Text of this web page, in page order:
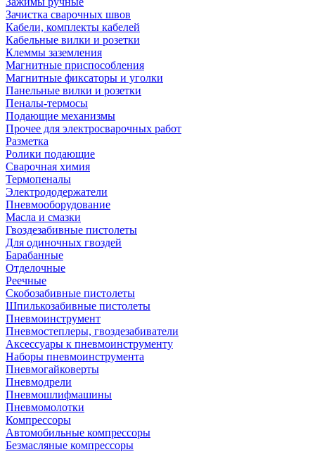
Зачистка сварочных швов
Кабели, комплекты кабелей
Кабельные вилки и розетки
Клеммы заземления
Магнитные приспособления
Магнитные фиксаторы и уголки
Панельные вилки и розетки
Пеналы-термосы
Подающие механизмы
Прочее для электросварочных работ
Разметка
Ролики подающие
Сварочная химия
Термопеналы
Электрододержатели
Пневмооборудование
Масла и смазки
Гвоздезабивные пистолеты
Для одиночных гвоздей
Барабанные
Отделочные
Реечные
Скобозабивные пистолеты
Шпилькозабивные пистолеты
Пневмоинструмент
Пневмостеплеры, гвоздезабиватели
Аксессуары к пневмоинструменту
Наборы пневмоинструмента
Пневмогайковерты
Пневмодрели
Пневмошлифмашины
Пневмомолотки
Компрессоры
Автомобильные компрессоры
Безмасляные компрессоры